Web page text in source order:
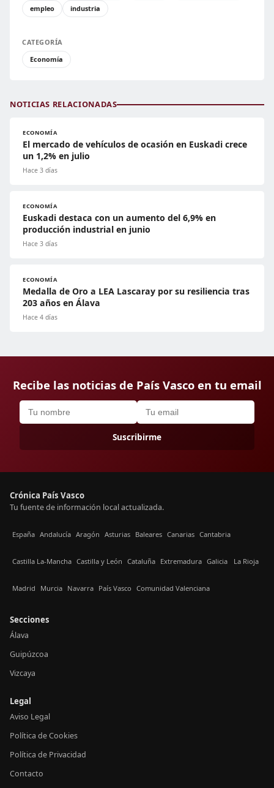
empleo
industria
CATEGORÍA
Economía
NOTICIAS RELACIONADAS
ECONOMÍA
El mercado de vehículos de ocasión en Euskadi crece
un 1,2% en julio
Hace 3 días
ECONOMÍA
Euskadi destaca con un aumento del 6,9% en
producción industrial en junio
Hace 3 días
ECONOMÍA
Medalla de Oro a LEA Lascaray por su resiliencia tras
203 años en Álava
Hace 4 días
Recibe las noticias de País Vasco en tu email
Suscribirme
Crónica País Vasco
Tu fuente de información local actualizada.
España Andalucía Aragón Asturias Baleares Canarias Cantabria
Castilla La-Mancha Castilla y León Cataluña Extremadura Galicia La Rioja
Madrid Murcia Navarra País Vasco Comunidad Valenciana
Secciones
Álava
Guipúzcoa
Vizcaya
Legal
Aviso Legal
Política de Cookies
Política de Privacidad
Contacto